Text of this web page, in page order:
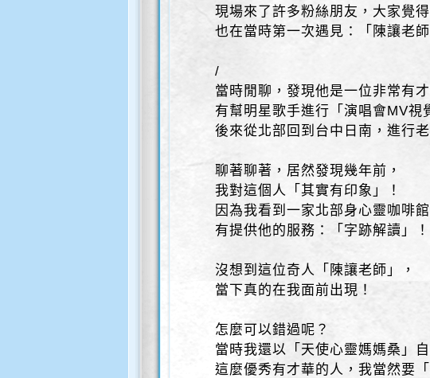
現場來了許多粉絲朋友，大家覺得
也在當時第一次遇見：「陳讓老師
/
當時閒聊，發現他是一位非常有才
有幫明星歌手進行「演唱會MV視
後來從北部回到台中日南，進行老
聊著聊著，居然發現幾年前，
我對這個人「其實有印象」！
因為我看到一家北部身心靈咖啡館
有提供他的服務：「字跡解讀」！
沒想到這位奇人「陳讓老師」，
當下真的在我面前出現！
怎麼可以錯過呢？
當時我還以「天使心靈媽媽桑」自
這麼優秀有才華的人，我當然要「